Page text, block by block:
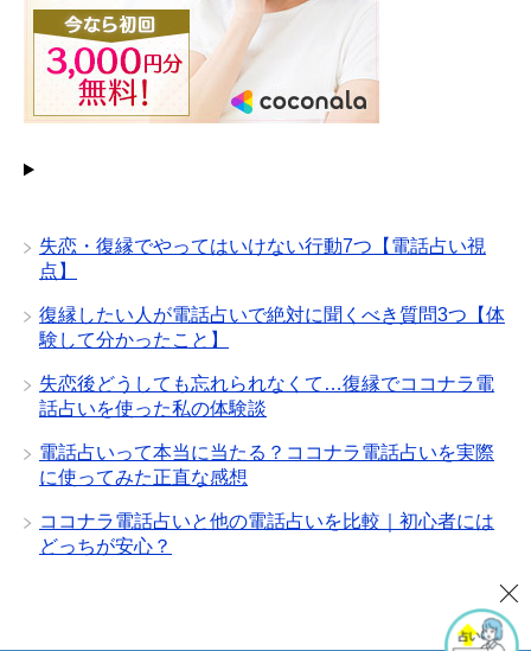
失恋・復縁でやってはいけない行動7つ【電話占い視
点】
復縁したい人が電話占いで絶対に聞くべき質問3つ【体
験して分かったこと】
失恋後どうしても忘れられなくて…復縁でココナラ電
話占いを使った私の体験談
電話占いって本当に当たる？ココナラ電話占いを実際
に使ってみた正直な感想
ココナラ電話占いと他の電話占いを比較｜初心者には
どっちが安心？